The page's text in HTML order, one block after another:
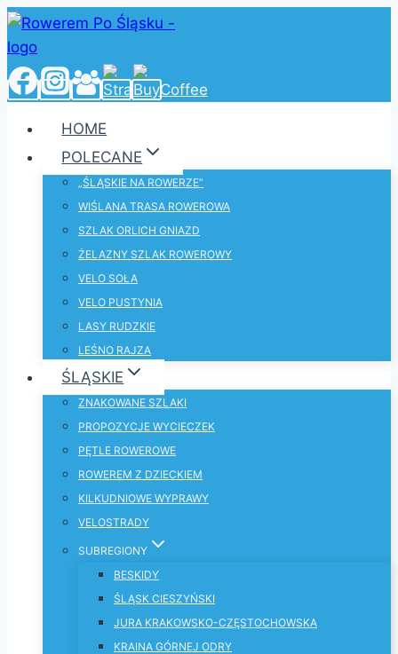
Przejdź
do
treści
HOME
POLECANE
„ŚLĄSKIE NA ROWERZE”
WIŚLANA TRASA ROWEROWA
SZLAK ORLICH GNIAZD
ŻELAZNY SZLAK ROWEROWY
VELO SOŁA
VELO PUSTYNIA
LASY RUDZKIE
LEŚNO RAJZA
ŚLĄSKIE
ZNAKOWANE SZLAKI
PROPOZYCJE WYCIECZEK
PĘTLE ROWEROWE
ROWEREM Z DZIECKIEM
KILKUDNIOWE WYPRAWY
VELOSTRADY
SUBREGIONY
BESKIDY
ŚLĄSK CIESZYŃSKI
JURA KRAKOWSKO-CZĘSTOCHOWSKA
KRAINA GÓRNEJ ODRY